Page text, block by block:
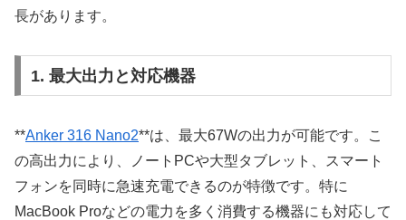
長があります。
1. 最大出力と対応機器
**Anker 316 Nano2**は、最大67Wの出力が可能です。こ
の高出力により、ノートPCや大型タブレット、スマート
フォンを同時に急速充電できるのが特徴です。特に
MacBook Proなどの電力を多く消費する機器にも対応して